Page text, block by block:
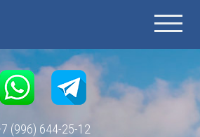
(996) 644-25-12